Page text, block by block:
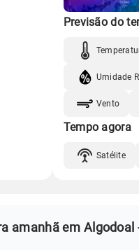
Previsão do
Umidade
Vento
Tempo agora
Satélite
amanhã em Algodoal